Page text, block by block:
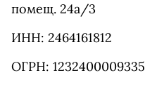
помещ. 24а/3
ИНН: 2464161812
ОГРН: 1232400009335